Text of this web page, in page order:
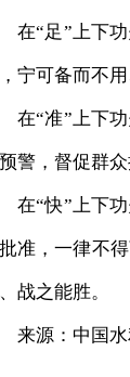
“足”上下功
宁可备而不用
“准”上下功
警，督促群
“快”上下功
准，一律不
战之能胜。
源：中国水